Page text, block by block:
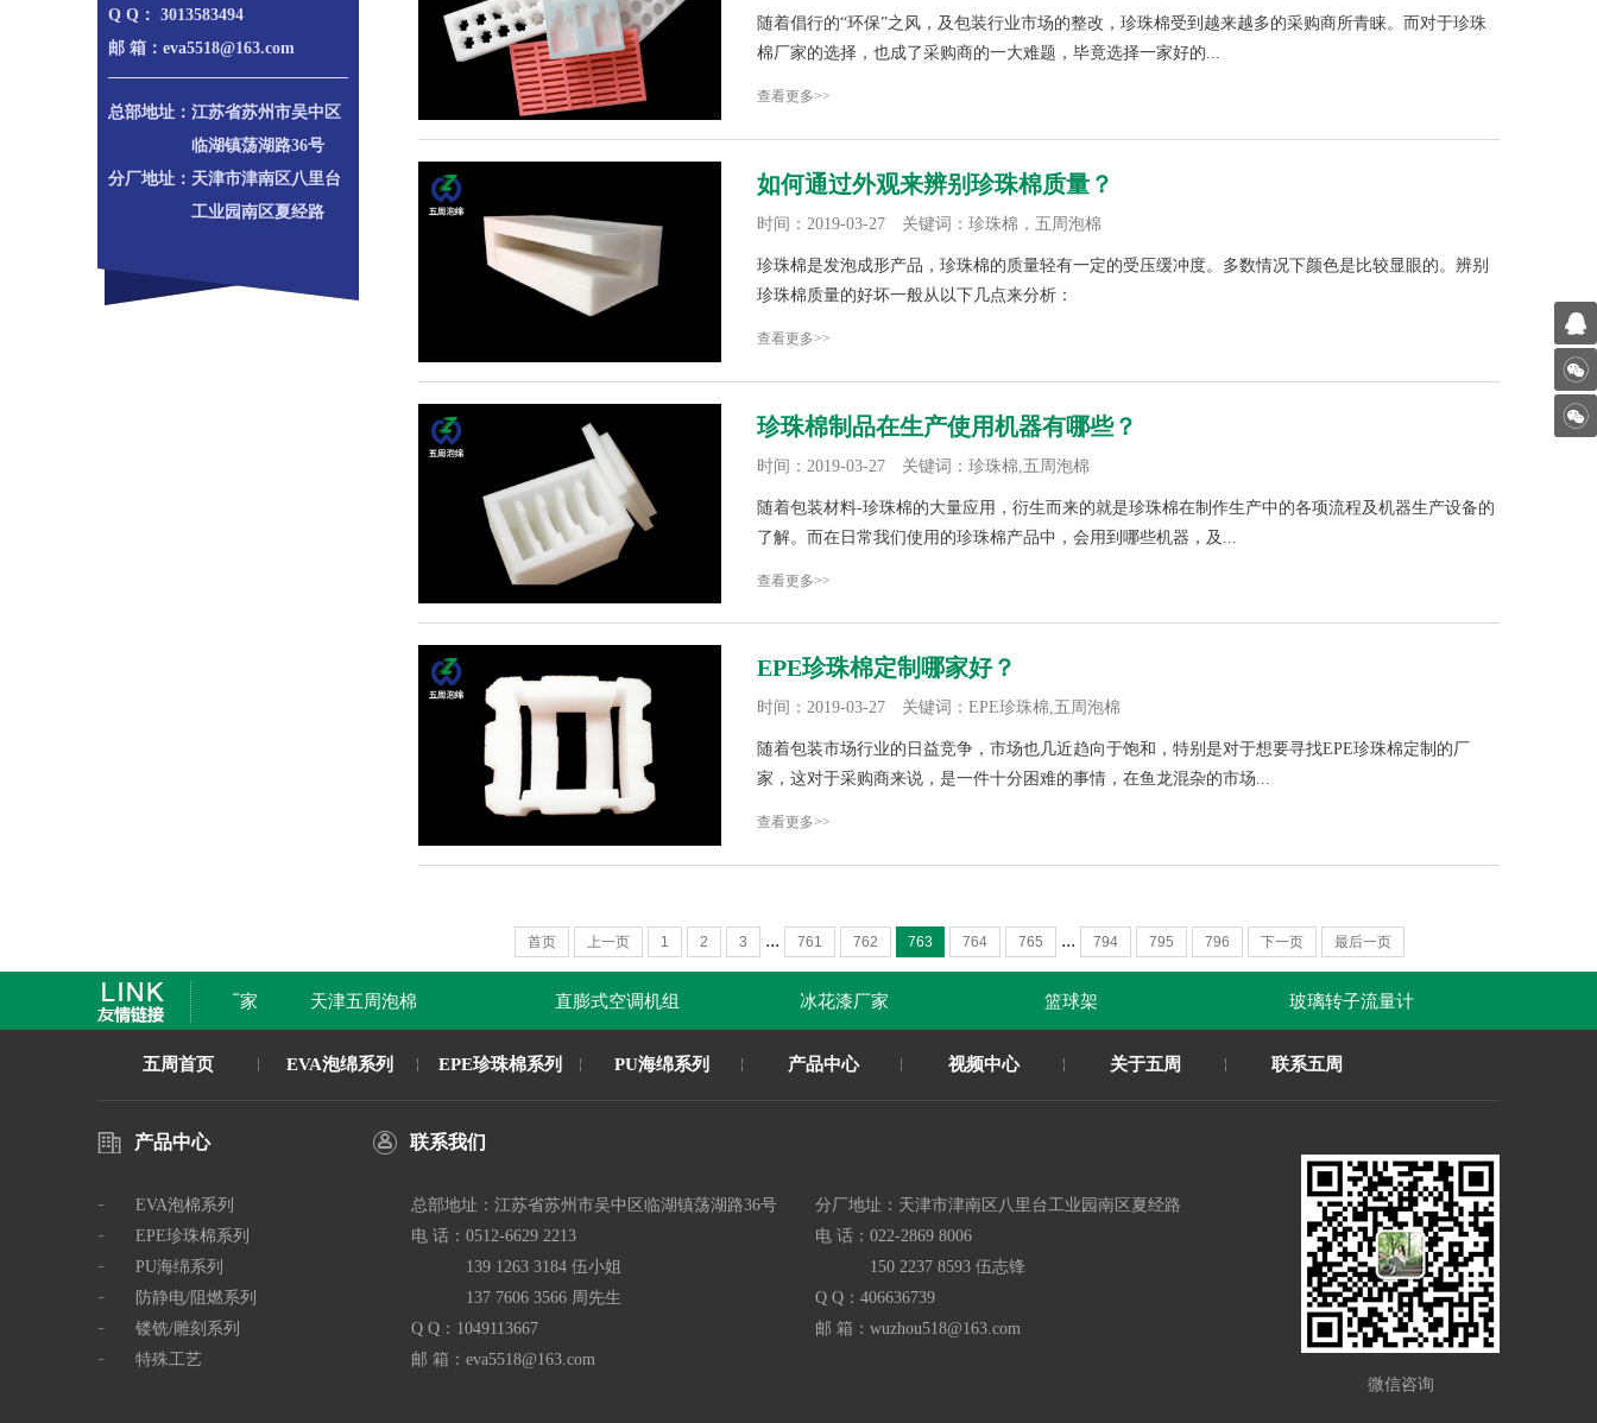
Q Q： 3013583494
邮 箱： eva5518@163.com
总部地址： 江苏省苏州市吴中区
临湖镇荡湖路36号
分厂地址： 天津市津南区八里台
工业园南区夏经路
随着倡行的“环保”之风，及包装行业市场的整改，珍珠棉受到越来越多的采购商所青睐。而对于珍珠
棉厂家的选择，也成了采购商的一大难题，毕竟选择一家好的...
查看更多>>
如何通过外观来辨别珍珠棉质量？
时间：2019-03-27 关键词：珍珠棉，五周泡棉
珍珠棉是发泡成形产品，珍珠棉的质量轻有一定的受压缓冲度。多数情况下颜色是比较显眼的。辨别
珍珠棉质量的好坏一般从以下几点来分析：
查看更多>>
珍珠棉制品在生产使用机器有哪些？
时间：2019-03-27 关键词：珍珠棉,五周泡棉
随着包装材料-珍珠棉的大量应用，衍生而来的就是珍珠棉在制作生产中的各项流程及机器生产设备的
了解。而在日常我们使用的珍珠棉产品中，会用到哪些机器，及...
查看更多>>
EPE珍珠棉定制哪家好？
时间：2019-03-27 关键词：EPE珍珠棉,五周泡棉
随着包装市场行业的日益竞争，市场也几近趋向于饱和，特别是对于想要寻找EPE珍珠棉定制的厂
家，这对于采购商来说，是一件十分困难的事情，在鱼龙混杂的市场...
查看更多>>
首页 上一页 1 2 3 ... 761 762 763 764 765 ... 794 795 796 下一页 最后一页
ATE自动分拣流水线厂家 天津五周泡棉 直膨式空调机组 冰花漆厂家 篮球架 玻璃转子流量计
五周首页 EVA泡绵系列 EPE珍珠棉系列 PU海绵系列 产品中心 视频中心 关于五周 联系五周
产品中心
EVA泡棉系列
EPE珍珠棉系列
PU海绵系列
防静电/阻燃系列
镂铣/雕刻系列
特殊工艺
联系我们
总部地址： 江苏省苏州市吴中区临湖镇荡湖路36号
电 话： 0512-6629 2213
139 1263 3184 伍小姐
137 7606 3566 周先生
Q Q： 1049113667
邮 箱： eva5518@163.com
分厂地址： 天津市津南区八里台工业园南区夏经路
电 话： 022-2869 8006
150 2237 8593 伍志锋
Q Q： 406636739
邮 箱： wuzhou518@163.com
微信咨询